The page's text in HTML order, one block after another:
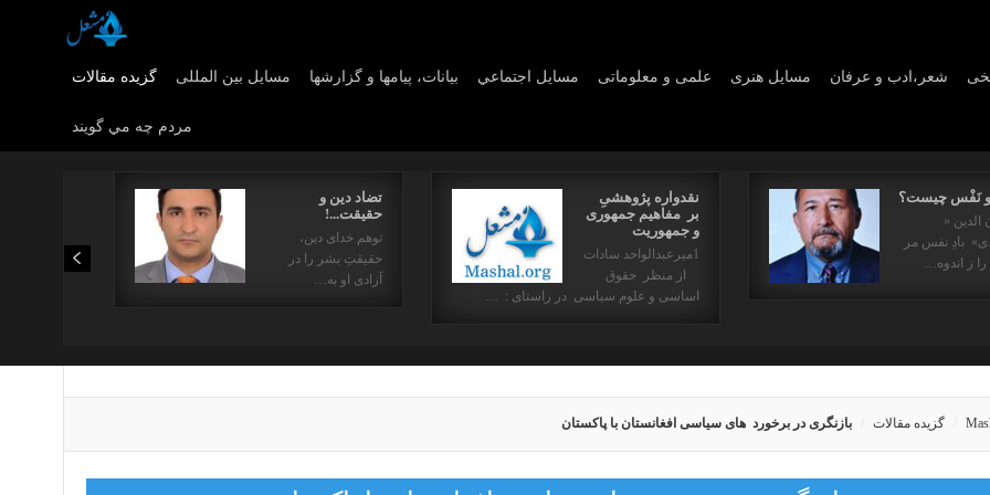
گزیده مقالات مسایل بین المللی بیانات، پیامها و گزارشها مسايل اجتماعي علمی و معلوماتی مسايل هنری شعر،ادب و عرفان
مردم چه مي گويند
تضاد دین و
حقیقت...!
توهم خدای دین،
حقیقتِ بشر را در
آزادی او به…
نقدواره پژوهشیِ
بر مفاهیم جمهوری
و جمهوریت
1میرعبدالواحد سادات
از منظر حقوق
اساسی و علوم سیاسی در راستای : …
و نَفْس چیست؟
الدین «
بادِ نفس مر
را ز اندوه…
گزیده مقالات بازنگری در برخورد های سیاسی افغانستان با پاکستان